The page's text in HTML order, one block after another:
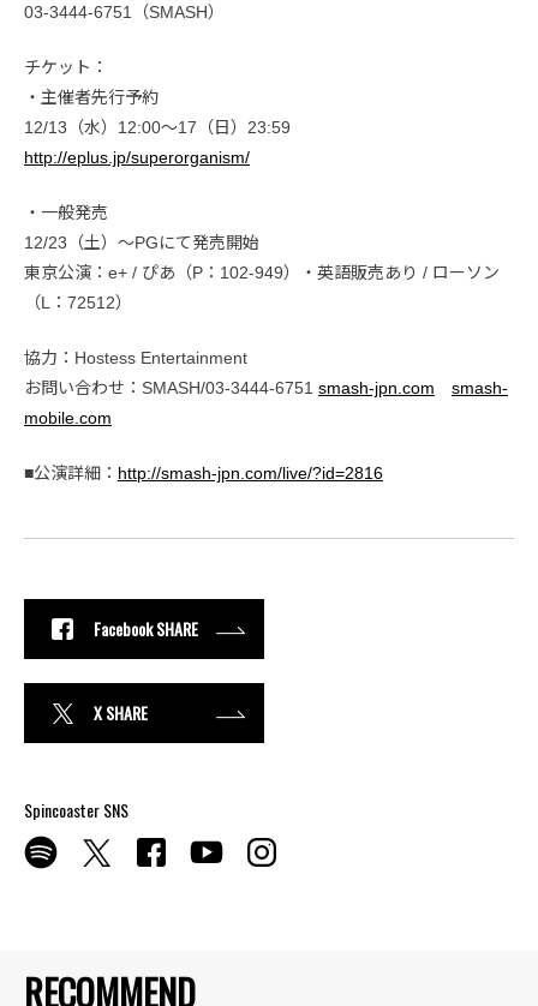
RECOMMEND
03-3444-6751（SMASH）
チケット：
・主催者先行予約
12/13（水）12:00〜17（日）23:59
http://eplus.jp/superorganism/
・一般発売
12/23（土）〜PGにて発売開始
東京公演：e+ / ぴあ（P：102-949）・英語販売あり / ローソン
（L：72512）
協力：Hostess Entertainment
お問い合わせ：SMASH/03-3444-6751 smash-jpn.com
smash-
mobile.com
■公演詳細： http://smash-jpn.com/live/?id=2816
Facebook SHARE
X SHARE
Spincoaster SNS